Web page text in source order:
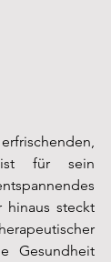
für sein
hinaus steckt
Gesundheit